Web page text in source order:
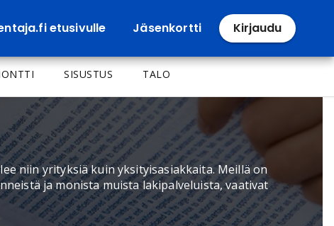
etusivulle Jäsenkortti Kirjaudu
SISUSTUS TALO
niin yrityksiä kuin yksityisasiakkaita. Meillä on
ja monista muista lakipalveluista, vaativat